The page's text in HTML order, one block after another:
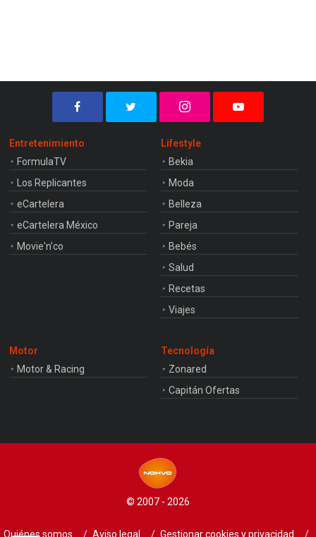
Entretenimiento
FormulaTV
Los Replicantes
eCartelera
eCartelera México
Movie'n'co
Lifestyle
Bekia
Moda
Belleza
Pareja
Bebés
Salud
Recetas
Viajes
Motor
Motor & Racing
Tecnología
Zonared
Capitán Ofertas
© 2007 - 2026
Quiénes somos Aviso legal Gestionar cookies y privacidad